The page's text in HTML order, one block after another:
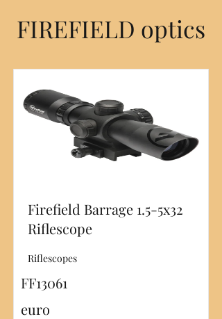
FIREFIELD optics
Firefield Barrage 1.5-5x32
Riflescope
Riflescopes
FF13061
euro